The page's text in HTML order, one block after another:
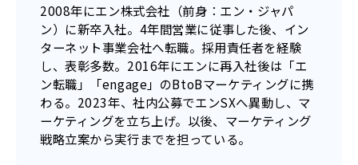
2008年にエン株式会社（前身：エン・ジャパ
ン）に新卒入社。4年間営業に従事した後、イン
ターネット事業会社へ転職。採用責任者を経験
し、表彰多数。2016年にエンに再入社後は「エ
ン転職」「engage」のBtoBマーケティングに携
わる。2023年、社内公募でエンSXへ異動し、マ
ーケティングを立ち上げ。以後、マーケティング
戦略立案から実行までを担っている。